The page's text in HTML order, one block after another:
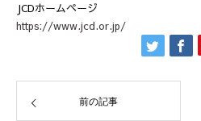
JCDホームページ
https://www.jcd.or.jp/
前の記事